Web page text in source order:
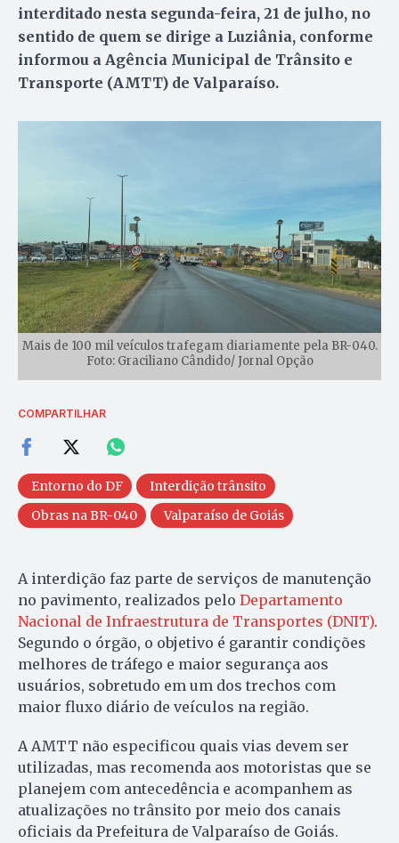
interditado nesta segunda-feira, 21 de julho, no
sentido de quem se dirige a Luziânia, conforme
informou a Agência Municipal de Trânsito e
Transporte (AMTT) de Valparaíso.
Mais de 100 mil veículos trafegam diariamente pela BR-040.
Foto: Graciliano Cândido/ Jornal Opção
COMPARTILHAR
Entorno do DF
Interdição trânsito
Obras na BR-040
Valparaíso de Goiás
A interdição faz parte de serviços de manutenção
no pavimento, realizados pelo Departamento
Nacional de Infraestrutura de Transportes (DNIT).
Segundo o órgão, o objetivo é garantir condições
melhores de tráfego e maior segurança aos
usuários, sobretudo em um dos trechos com
maior fluxo diário de veículos na região.
A AMTT não especificou quais vias devem ser
utilizadas, mas recomenda aos motoristas que se
planejem com antecedência e acompanhem as
atualizações no trânsito por meio dos canais
oficiais da Prefeitura de Valparaíso de Goiás.